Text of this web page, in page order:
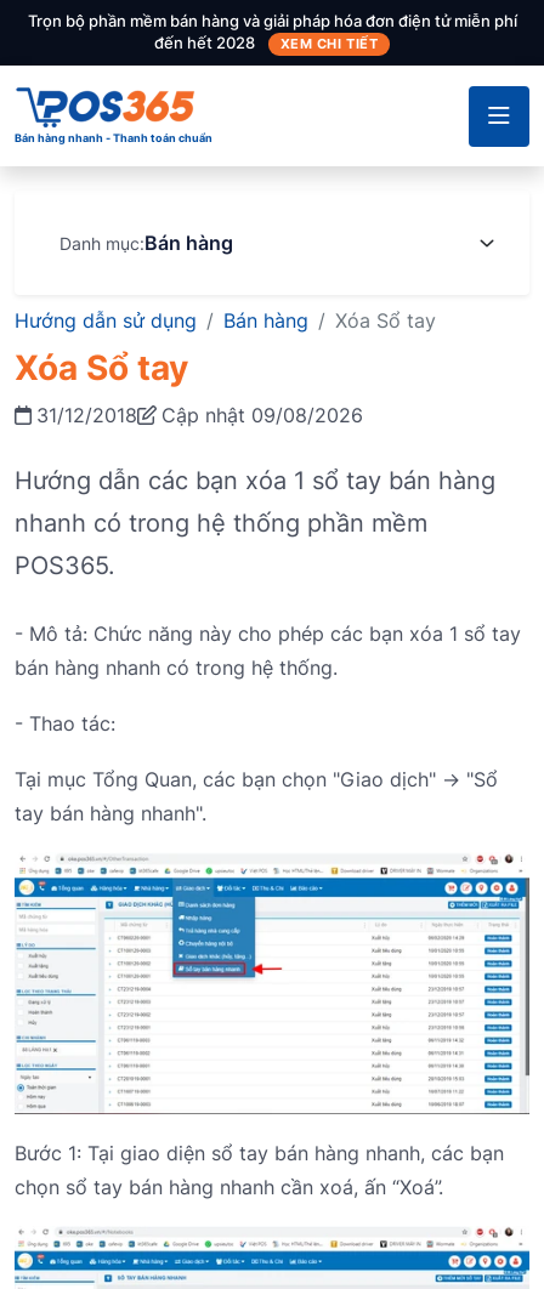
Trọn bộ phần mềm bán hàng và giải pháp hóa đơn điện tử miễn phí
đến hết 2028
XEM CHI TIẾT
Bán hàng nhanh - Thanh toán chuẩn
Danh mục:Bán hàng
Hướng dẫn sử dụng Bán hàng Xóa Sổ tay
Xóa Sổ tay
31/12/2018 Cập nhật 09/08/2026
Hướng dẫn các bạn xóa 1 sổ tay bán hàng
nhanh có trong hệ thống phần mềm
POS365.
- Mô tả: Chức năng này cho phép các bạn xóa 1 sổ tay
bán hàng nhanh có trong hệ thống.
- Thao tác:
Tại mục Tổng Quan, các bạn chọn "Giao dịch" -> "Sổ
tay bán hàng nhanh".
Bước 1: Tại giao diện sổ tay bán hàng nhanh, các bạn
chọn sổ tay bán hàng nhanh cần xoá, ấn “Xoá”.